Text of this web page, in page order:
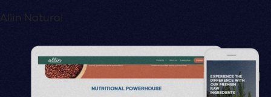
Allin Natural